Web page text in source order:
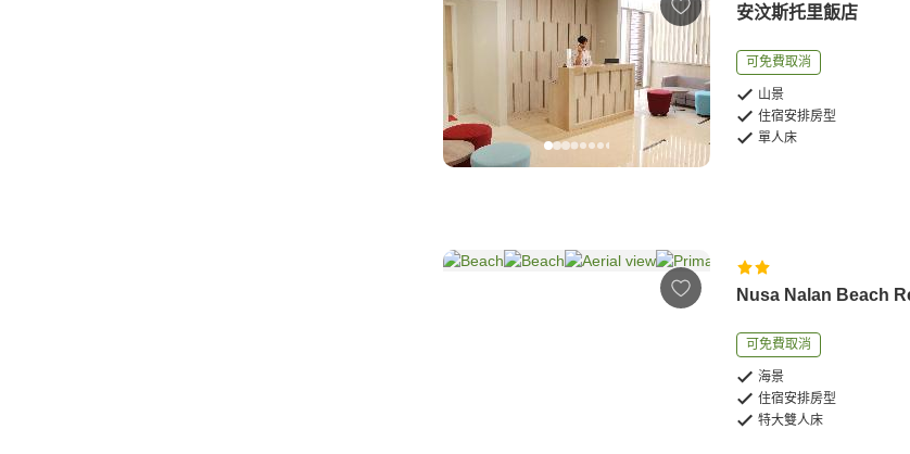
安汶斯托里飯店
可免費取消
山景
住宿安排房型
單人床
Nusa Nalan Beach
可免費取消
海景
住宿安排房型
特大雙人床